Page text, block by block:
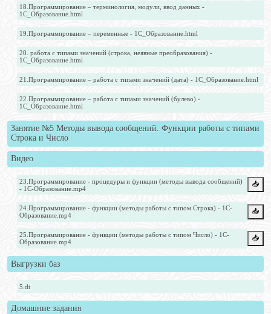
18.Программирование – терминология, модули, ввод данных -
1С_Образование.html
19.Программирование – переменные - 1С_Образование.html
20. работа с типами значений (строка, неявные преобразования) -
1С_Образование.html
21.Программирование – работа с типами значений (дата) - 1С_Образование.html
22.Программирование – работа с типами значений (булево) -
1С_Образование.html
Занятие №5 Методы вывода сообщений. Функции работы с типами
Строка и Число
Видео
23.Программирование - процедуры и функции (методы вывода сообщений)
- 1С-Образование.mp4
📥️
24.Программирование - функции (методы работы с типом Строка) - 1С-
Образование.mp4
📥️
25.Программирование - функции (методы работы с типом Число) - 1С-
Образование.mp4
📥️
Выгрузки баз
5.dt
Домашние задания